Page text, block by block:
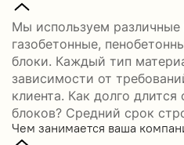
Мы используем
газобетонные,
блоки. Каждый тип
зависимости от
клиента. Как долго
блоков? Средний срок
Чем занимается ваша